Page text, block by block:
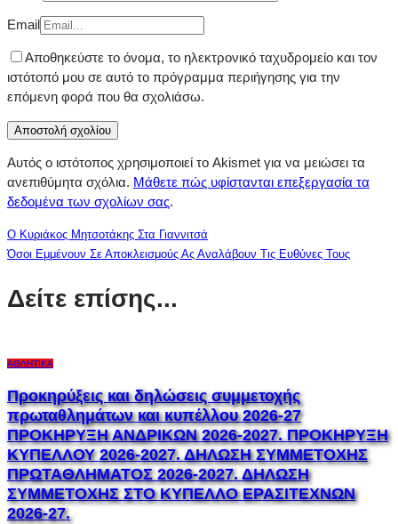
Email
Αποθηκεύστε το όνομα, το ηλεκτρονικό ταχυδρομείο και τον
ιστότοπό μου σε αυτό το πρόγραμμα περιήγησης για την
επόμενη φορά που θα σχολιάσω.
Αυτός ο ιστότοπος χρησιμοποιεί το Akismet για να μειώσει τα
ανεπιθύμητα σχόλια. Μάθετε πώς υφίστανται επεξεργασία τα
δεδομένα των σχολίων σας.
Ο Κυριάκος Μητσοτάκης Στα Γιαννιτσά
Όσοι Εμμένουν Σε Αποκλεισμούς Ας Αναλάβουν Τις Ευθύνες Τους
Δείτε επίσης...
ΑΘΛΗΤΙΚΆ
Προκηρύξεις και δηλώσεις συμμετοχής
πρωταθλημάτων και κυπέλλου 2026-27
ΠΡΟΚΗΡΥΞΗ ΑΝΔΡΙΚΩΝ 2026-2027. ΠΡΟΚΗΡΥΞΗ
ΚΥΠΕΛΛΟΥ 2026-2027. ΔΗΛΩΣΗ ΣΥΜΜΕΤΟΧΗΣ
ΠΡΩΤΑΘΛΗΜΑΤΟΣ 2026-2027. ΔΗΛΩΣΗ
ΣΥΜΜΕΤΟΧΗΣ ΣΤΟ ΚΥΠΕΛΛΟ ΕΡΑΣΙΤΕΧΝΩΝ
2026-27.